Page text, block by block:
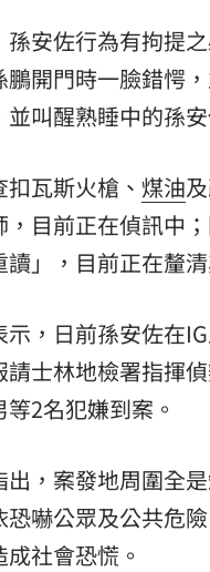
孫安佐行為有拘提
鵬開門時一臉錯愕
並叫醒熟睡中的孫
瓦斯火槍、 煤油
，目前正在偵訊中
」，目前正在釐
示，日前孫安佐在
請士林地檢署指揮
2名犯嫌到案。
出，案發地周圍全
恐嚇公眾及公共危
社會恐慌。